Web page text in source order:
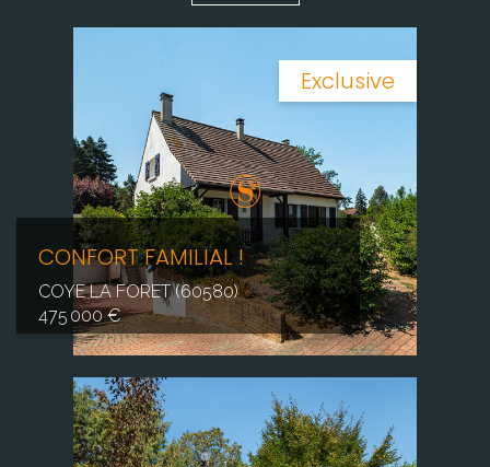
Exclusive
CONFORT FAMILIAL !
COYE LA FORET (60580)
475 000 €